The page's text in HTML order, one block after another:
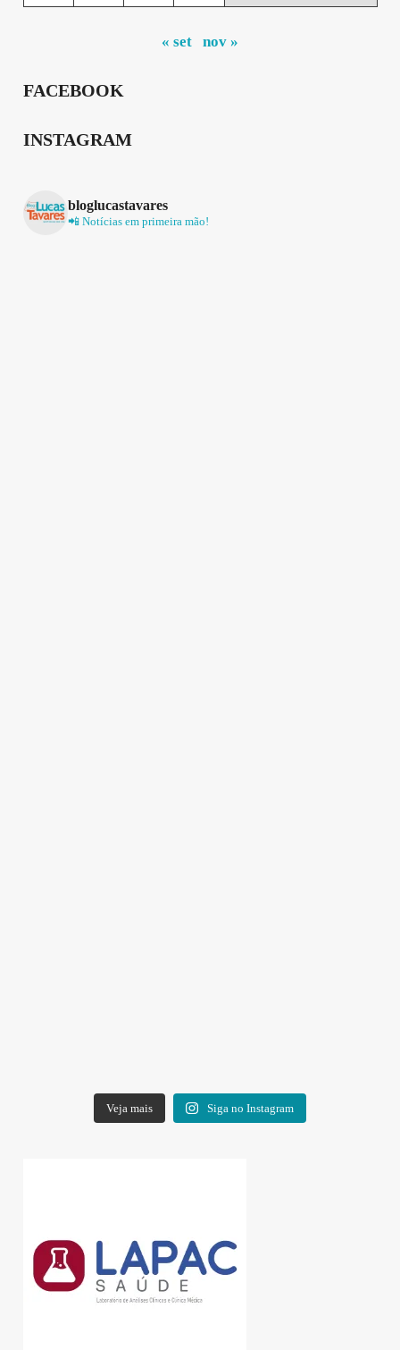
« set nov »
FACEBOOK
INSTAGRAM
bloglucastavares
📲 Notícias em primeira mão!
Veja mais Siga no Instagram